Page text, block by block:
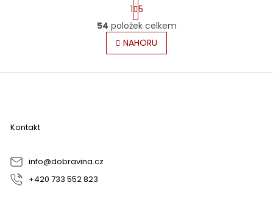
O
v
l
á
S
t
r
á
n
k
v
1 5
54 položek celkem
NAHORU
Z
Kontakt
info@dobravina.cz
+420 733 552 823